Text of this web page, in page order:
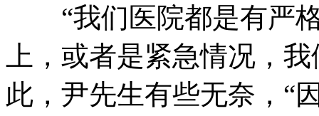
“我们医院都是有严格
上，或者是紧急情况，
此，尹先生有些无奈，“